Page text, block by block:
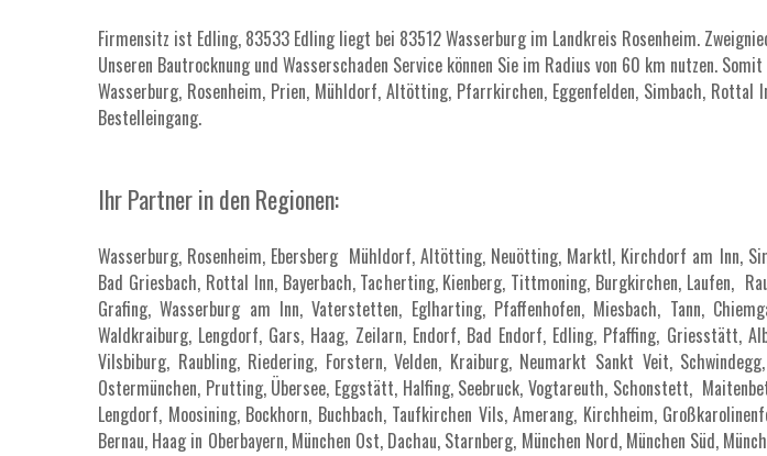
Firmensitz ist Edling, 83533 Edling liegt bei 83512 Wasserburg im Landkreis Rosenheim.
Unseren Bautrocknung und Wasserschaden Service können Sie im Radius von 60 km nutzen.
Wasserburg, Rosenheim, Prien, Mühldorf, Altötting, Pfarrkirchen, Eggenfelden, Simbach,
Bestelleingang.
Ihr Partner in den Regionen:
Wasserburg, Rosenheim, Ebersberg Mühldorf, Altötting, Neuötting, Marktl, Kirchdorf am Inn,
Bad Griesbach, Rottal Inn, Bayerbach, Tacherting, Kienberg, Tittmoning, Burgkirchen, Laufen,
Grafing, Wasserburg am Inn, Vaterstetten, Eglharting, Pfaffenhofen, Miesbach, Tann,
Waldkraiburg, Lengdorf, Gars, Haag, Zeilarn, Endorf, Bad Endorf, Edling, Pfaffing, Griesstätt,
Vilsbiburg, Raubling, Riedering, Forstern, Velden, Kraiburg, Neumarkt Sankt Veit,
Ostermünchen, Prutting, Übersee, Eggstätt, Halfing, Seebruck, Vogtareuth, Schonstett,
Lengdorf, Moosining, Bockhorn, Buchbach, Taufkirchen Vils, Amerang, Kirchheim,
Bernau, Haag in Oberbayern, München Ost, Dachau, Starnberg, München Nord, München Süd,